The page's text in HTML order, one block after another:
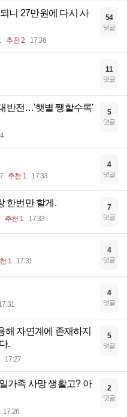
니 27만원에 다시 사
추천 2 17:36
54
댓글
11
댓글
반전…'햇볕 쨍할수록'
5
댓글
추천 1 17:33
4
댓글
한번만 할게.
추천 1 17:33
7
댓글
1 17:31
4
댓글
4
댓글
해 자연계에 존재하지
.
17:27
5
댓글
가족 사망 생활고? 아
17:26
2
댓글